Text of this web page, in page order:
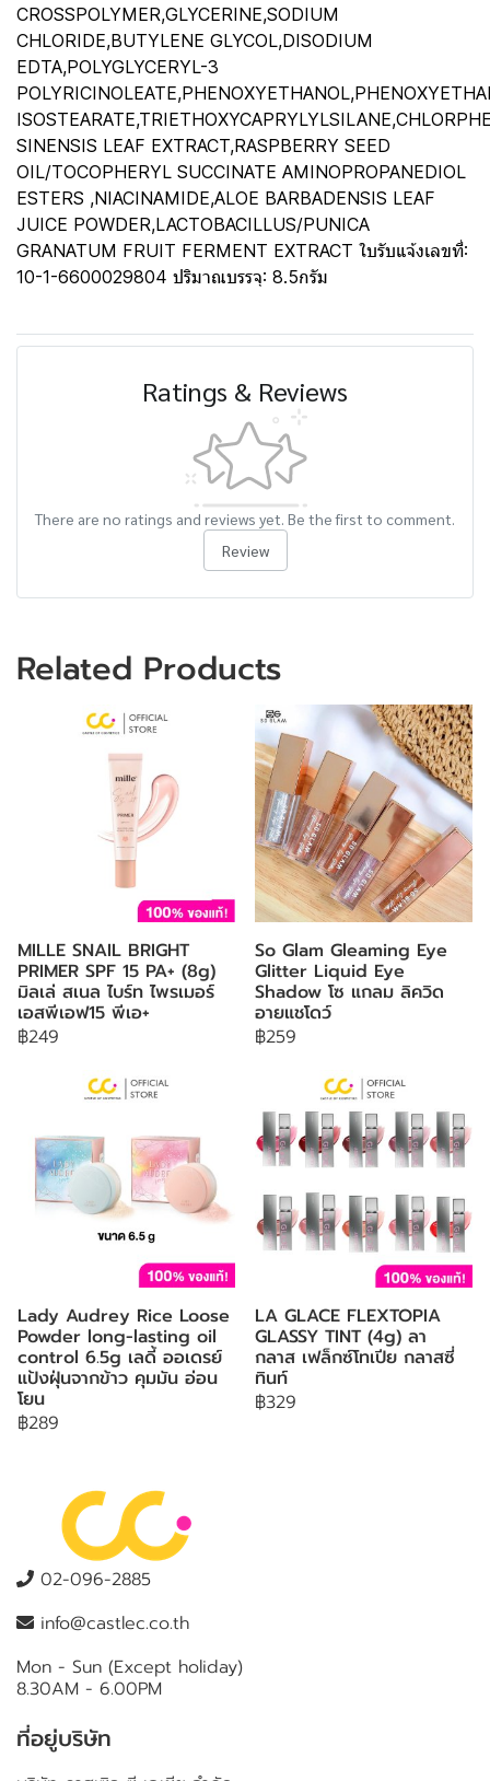
CROSSPOLYMER,GLYCERINE,SODIUM
CHLORIDE,BUTYLENE GLYCOL,DISODIUM
EDTA,POLYGLYCERYL-3
SINENSIS LEAF EXTRACT,RASPBERRY SEED
OIL/TOCOPHERYL SUCCINATE AMINOPROPANEDIOL
ESTERS ,NIACINAMIDE,ALOE BARBADENSIS LEAF
JUICE POWDER,LACTOBACILLUS/PUNICA
GRANATUM FRUIT FERMENT EXTRACT ใบรับแจ้งเลขที่:
10-1-6600029804 ปริมาณบรรจุ: 8.5กรัม
Ratings & Reviews
There are no ratings and reviews yet. Be the first to comment.
Review
Related Products
MILLE SNAIL BRIGHT
PRIMER SPF 15 PA+ (8g)
มิลเล่ สเนล ไบร์ท ไพรเมอร์
เอสพีเอฟ15 พีเอ+
฿249
So Glam Gleaming Eye
Glitter Liquid Eye
Shadow โซ แกลม ลิควิด
อายแชโดว์
฿259
Lady Audrey Rice Loose
Powder long-lasting oil
control 6.5g เลดี้ ออเดรย์
แป้งฝุ่นจากข้าว คุมมัน อ่อน
โยน
฿289
LA GLACE FLEXTOPIA
GLASSY TINT (4g) ลา
กลาส เฟล็กซ์โทเปีย กลาสซี่
ทินท์
฿329
02-096-2885
info@castlec.co.th
Mon - Sun (Except holiday)
8.30AM - 6.00PM
ที่อยู่บริษัท